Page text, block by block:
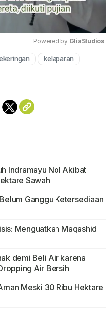
Mute
Powered by GliaStudios
kelaparan
Indramayu Nol Akibat
Sawah
Ganggu Ketersediaan
Menguatkan Maqashid
demi Beli Air karena
Air Bersih
Meski 30 Ribu Hektare